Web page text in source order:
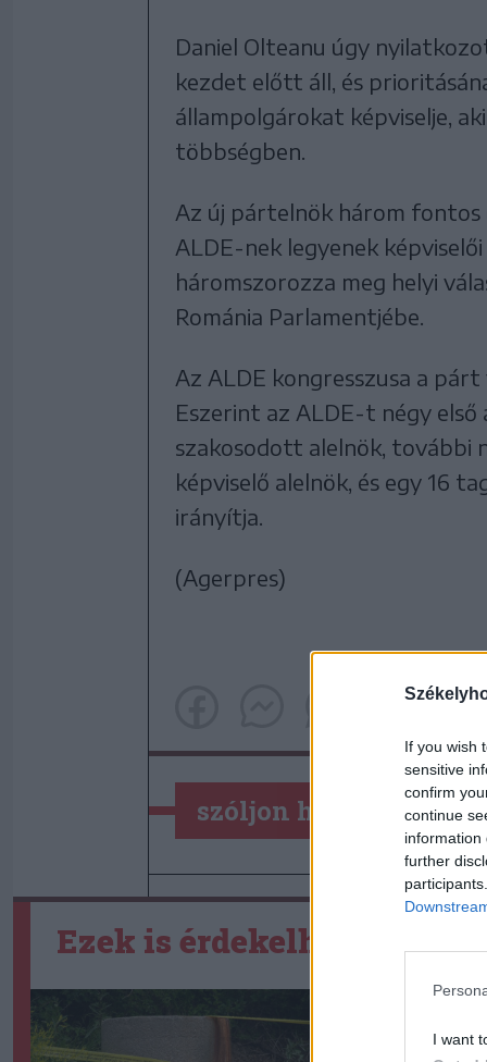
If you wish
sensitive
confirm
continue
information
further
I want
Daniel Olteanu úgy
kezdet előtt áll, és
állampolgárokat képviselje,
többségben.
Az új pártelnök három
ALDE-nek legyenek
háromszorozza meg helyi
Románia Parlamentjébe.
Az ALDE kongresszusa a
Eszerint az ALDE-t négy
szakosodott alelnök, további
képviselő alelnök, és egy 16
irányítja.
(Agerpres)
szóljon hozzá!
Ezek is érdekelhetik